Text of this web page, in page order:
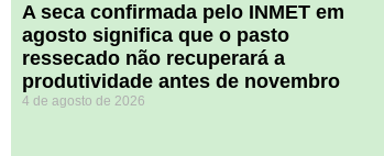
A seca confirmada pelo INMET em
agosto significa que o pasto
ressecado não recuperará a
produtividade antes de novembro
4 de agosto de 2026